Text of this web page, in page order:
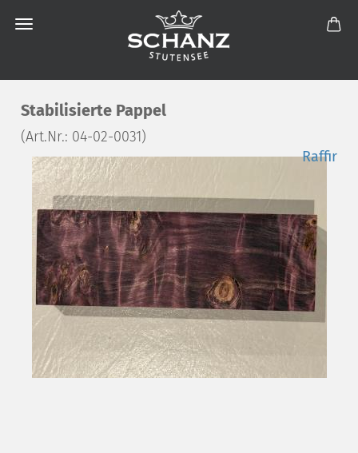
Stabilisierte Pappel
(Art.Nr.: 04-02-0031)
Raffir